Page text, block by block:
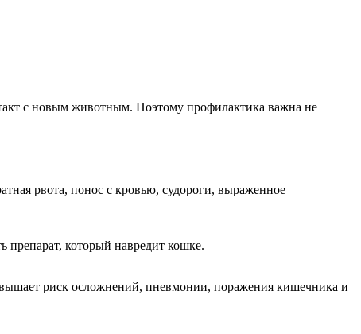
с новым животным. Поэтому профилактика важна не
рвота, понос с кровью, судороги, выраженное
препарат, который навредит кошке.
риск осложнений, пневмонии, поражения кишечника и